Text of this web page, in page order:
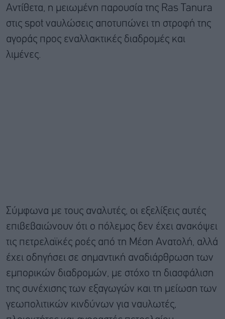
Αντίθετα, η μειωμένη παρουσία της Ras Tanura
στις spot ναυλώσεις αποτυπώνει τη στροφή της
αγοράς προς εναλλακτικές διαδρομές και
λιμένες.
Σύμφωνα με τους αναλυτές, οι εξελίξεις αυτές
επιβεβαιώνουν ότι ο πόλεμος δεν έχει ανακόψει
τις πετρελαϊκές ροές από τη Μέση Ανατολή, αλλά
έχει οδηγήσει σε σημαντική αναδιάρθρωση των
εμπορικών διαδρομών, με στόχο τη διασφάλιση
της συνέχισης των εξαγωγών και τη μείωση των
γεωπολιτικών κινδύνων για ναυλωτές,